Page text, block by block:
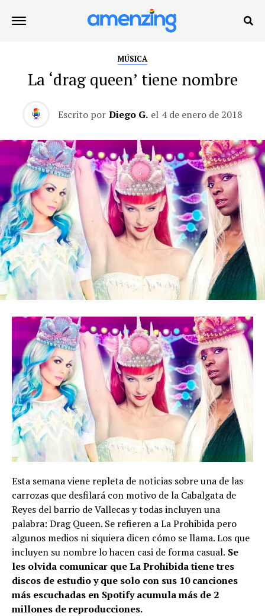
MÚSICA
La ‘drag queen’ tiene nombre
Escrito por Diego G. el 4 de enero de 2018
Esta semana viene repleta de noticias sobre una de las
carrozas que desfilará con motivo de la Cabalgata de
Reyes del barrio de Vallecas y todas incluyen una
palabra: Drag Queen. Se refieren a La Prohibida pero
algunos medios ni siquiera dicen cómo se llama. Los que
incluyen su nombre lo hacen casi de forma casual. Se
les olvida comunicar que La Prohibida tiene tres
discos de estudio y que solo con sus 10 canciones
más escuchadas en Spotify acumula más de 2
millones de reproducciones.